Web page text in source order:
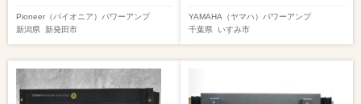
Pioneer（パイオニア） パワーアンプ
新潟県 新発田市
YAMAHA（ヤマハ） パワーアンプ
千葉県
いすみ市